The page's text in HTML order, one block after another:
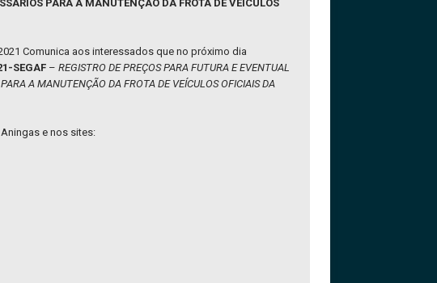
PARA A MANUTENÇÃO DA FROTA DE VEÍCULOS
Comunica aos interessados que no próximo dia
SEGAF – REGISTRO DE PREÇOS PARA FUTURA E EVENTUAL
A MANUTENÇÃO DA FROTA DE VEÍCULOS OFICIAIS DA
e nos sites: